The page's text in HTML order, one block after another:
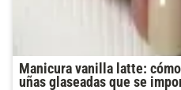
Manicura vanilla latte:
uñas glaseadas que se